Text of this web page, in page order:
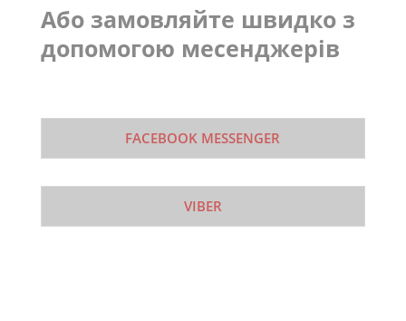
Або замовляйте швидко з
допомогою месенджерів
FACEBOOK MESSENGER
VIBER